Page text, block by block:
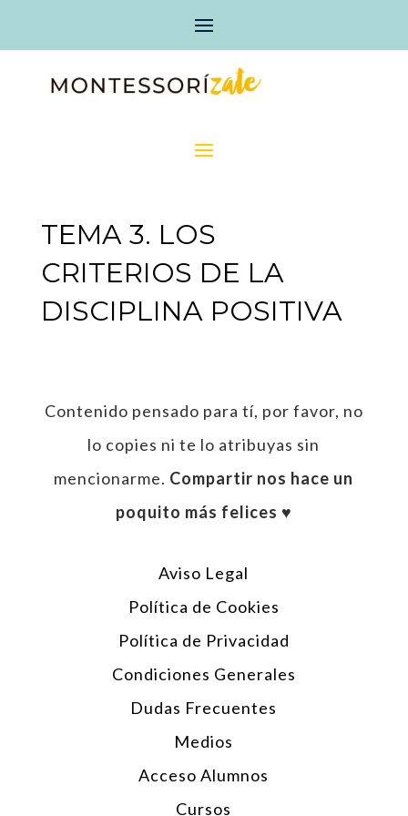
TEMA 3. LOS
CRITERIOS DE LA
DISCIPLINA POSITIVA
Contenido pensado para tí, por favor, no
lo copies ni te lo atribuyas sin
mencionarme. Compartir nos hace un
poquito más felices ♥︎
Aviso Legal
Política de Cookies
Política de Privacidad
Condiciones Generales
Dudas Frecuentes
Medios
Acceso Alumnos
Cursos